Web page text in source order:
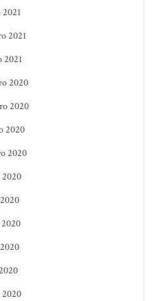
2021
2021
2020
2020
2020
2020
2020